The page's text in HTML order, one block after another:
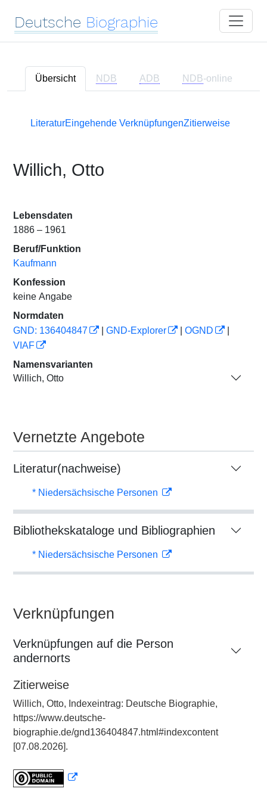
Deutsche Biographie
Übersicht NDB ADB NDB-online
LiteraturEingehende VerknüpfungenZitierweise
Willich, Otto
Lebensdaten
1886 – 1961
Beruf/Funktion
Kaufmann
Konfession
keine Angabe
Normdaten
GND: 136404847
GND-Explorer OGND
VIAF
Namensvarianten
Willich, Otto
Vernetzte Angebote
Literatur(nachweise)
* Niedersächsische Personen
Bibliothekskataloge und Bibliographien
* Niedersächsische Personen
Verknüpfungen
Verknüpfungen auf die Person
andernorts
Zitierweise
Willich, Otto, Indexeintrag: Deutsche Biographie,
https://www.deutsche-
biographie.de/gnd136404847.html#indexcontent
[07.08.2026].